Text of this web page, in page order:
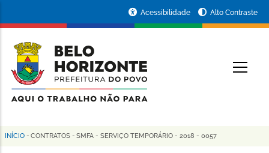
conteúdo
principal
da
Prefeitura
de
Horizonte
Acessibilidade Alto Contraste
Trilha
INÍCIO - CONTRATOS - SMFA - SERVIÇO TEMPORÁRIO - 2018 - 0057